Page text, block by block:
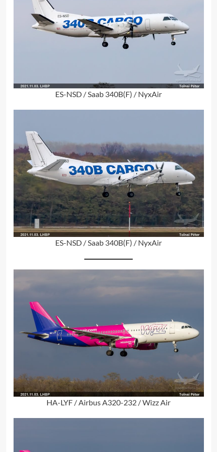
ES-NSD / Saab 340B(F) / NyxAir
ES-NSD / Saab 340B(F) / NyxAir
HA-LYF / Airbus A320-232 / Wizz Air